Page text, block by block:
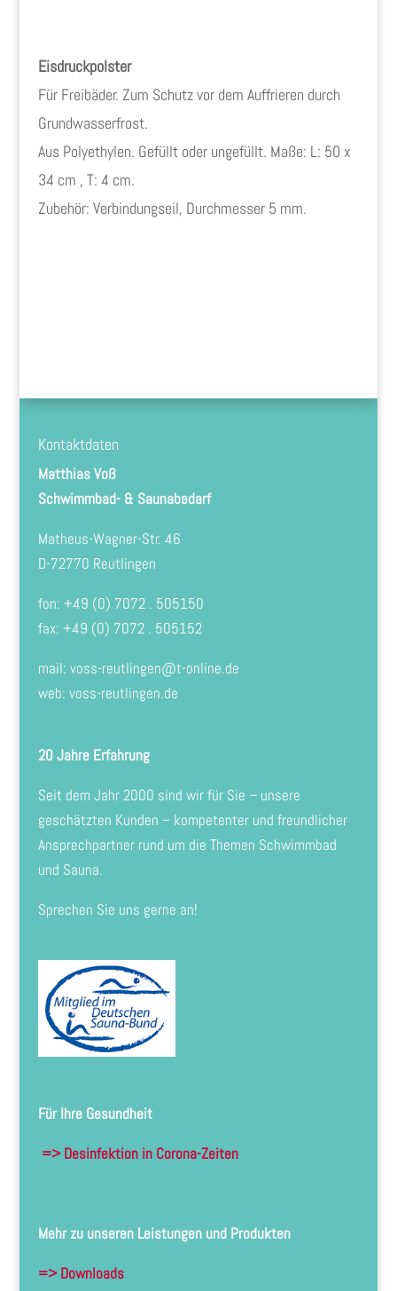
Eisdruckpolster
Für Freibäder. Zum Schutz vor dem Auffrieren durch
Grundwasserfrost.
Aus Polyethylen. Gefüllt oder ungefüllt. Maße: L: 50 x
34 cm , T: 4 cm.
Zubehör: Verbindungseil, Durchmesser 5 mm.
Kontaktdaten
Matthias Voß
Schwimmbad- & Saunabedarf
Matheus-Wagner-Str. 46
D-72770 Reutlingen
fon: +49 (0) 7072 . 505150
fax: +49 (0) 7072 . 505152
mail: voss-reutlingen@t-online.de
web: voss-reutlingen.de
20 Jahre Erfahrung
Seit dem Jahr 2000 sind wir für Sie – unsere
geschätzten Kunden – kompetenter und freundlicher
Ansprechpartner rund um die Themen Schwimmbad
und Sauna.
Sprechen Sie uns gerne an!
Für Ihre Gesundheit
=> Desinfektion in Corona-Zeiten
Mehr zu unseren Leistungen und Produkten
=> Downloads